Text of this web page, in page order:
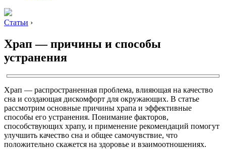
Статьи ›
Храп — причины и способы
устранения
Храп — распространенная проблема, влияющая на качество
сна и создающая дискомфорт для окружающих. В статье
рассмотрим основные причины храпа и эффективные
способы его устранения. Понимание факторов,
способствующих храпу, и применение рекомендаций помогут
улучшить качество сна и общее самочувствие, что
положительно скажется на здоровье и взаимоотношениях.